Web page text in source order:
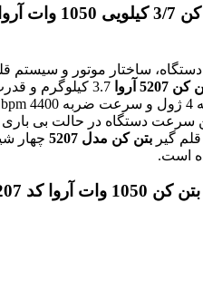
مشخصات اصلی دریل بتن کن 3/7
ساختار موتور و سیستم
آروا
3.7 کیلوگرم و
1050 وات است. قدرت هر ضربه 4 ژول و سرعت ضربه 4400 bpm
گیر بتن کن مدل 5207
چهار
کد 5207